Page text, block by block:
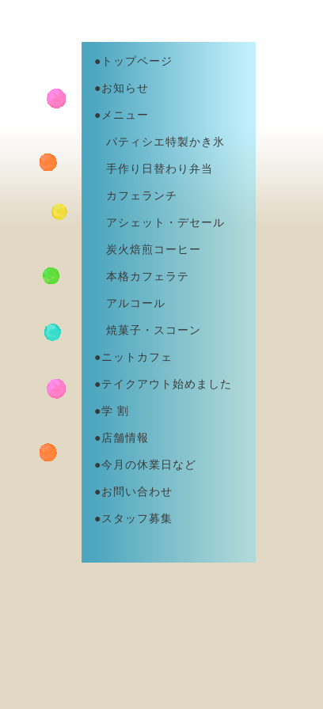
●トップページ
●お知らせ
●メニュー
パティシエ特製かき氷
手作り日替わり弁当
カフェランチ
アシェット・デセール
炭火焙煎コーヒー
本格カフェラテ
アルコール
焼菓子・スコーン
●ニットカフェ
●テイクアウト始めました
●学 割
●店舗情報
●今月の休業日など
●お問い合わせ
●スタッフ募集